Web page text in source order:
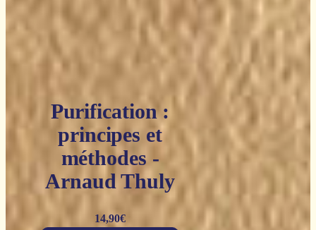
Purification :
principes et
méthodes -
Arnaud Thuly
14,90€